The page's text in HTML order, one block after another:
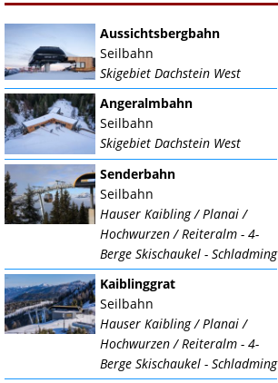
Aussichtsbergbahn
Seilbahn
Skigebiet Dachstein West
Angeralmbahn
Seilbahn
Skigebiet Dachstein West
Senderbahn
Seilbahn
Hauser Kaibling / Planai /
Hochwurzen / Reiteralm - 4-
Berge Skischaukel - Schladming
Kaiblinggrat
Seilbahn
Hauser Kaibling / Planai /
Hochwurzen / Reiteralm - 4-
Berge Skischaukel - Schladming